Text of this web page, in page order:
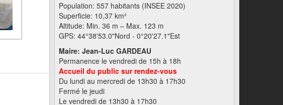
Population: 557 habitants (INSEE 2020)
Superficie: 10,37 km²
Altitude: Min. 36 m – Max. 123 m
GPS: 44°38'53.0"Nord - 0°20'27.1"Est
Maire: Jean-Luc GARDEAU
Permanence le vendredi de 15h à 18h
Accueil du public sur rendez-vous
Du lundi au mercredi de 13h30 à 17h30
Fermé le jeudi
Le vendredi de 13h30 à 17h30